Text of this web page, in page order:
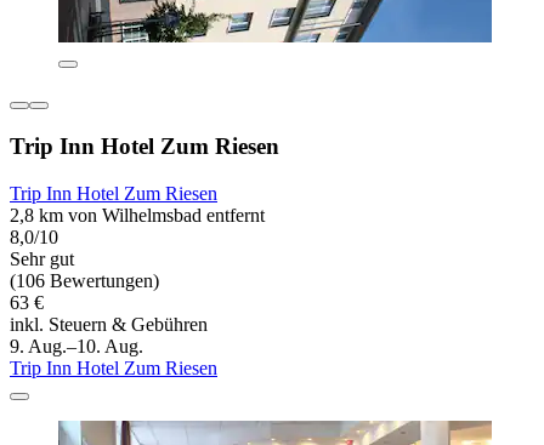
Trip Inn Hotel Zum Riesen
Trip Inn Hotel Zum Riesen
2,8 km von Wilhelmsbad entfernt
8,0/10
Sehr gut
(106 Bewertungen)
63 €
inkl. Steuern & Gebühren
9. Aug.–10. Aug.
Trip Inn Hotel Zum Riesen